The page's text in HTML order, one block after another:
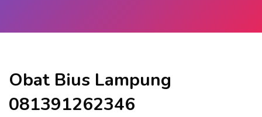
Obat Bius Lampung
081391262346